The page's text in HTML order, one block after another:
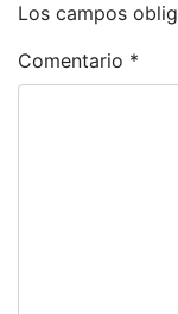
Los campos
Comentario *